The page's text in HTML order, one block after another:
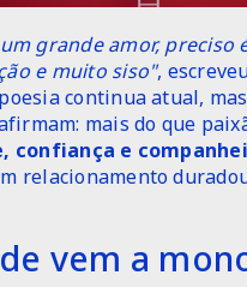
grande amor, preciso
e muito siso",
continua atual,
mais do que
confiança e
relacionamento
vem a